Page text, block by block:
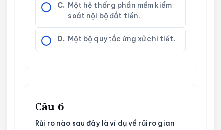
C. Một hệ thống phần mềm kiểm
soát nội bộ đắt tiền.
D. Một bộ quy tắc ứng xử chi tiết.
Câu 6
Rủi ro nào sau đây là ví dụ về rủi ro gian